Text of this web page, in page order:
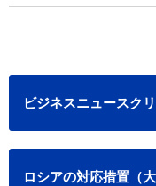
ビジネスニュースク
ロシアの対応措置（